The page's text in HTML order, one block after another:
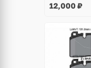
12,000 ₽